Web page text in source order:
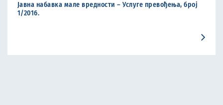
Јавна набавка мале вредности – Услуге превођења, број
1/2016.